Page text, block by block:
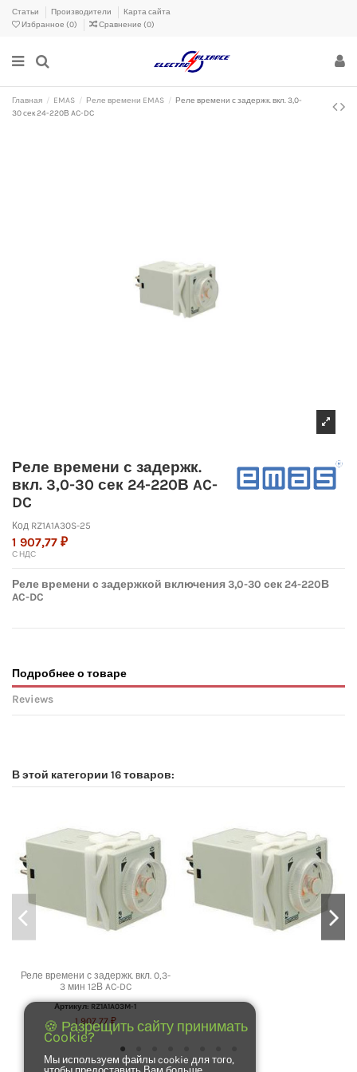
Статьи Производители
Карта сайта
Избранное (0) Сравнение (0)
Главная EMAS Реле времени EMAS
Реле времени с задержк. вкл. 3,0-
30 сек 24-220В AC-DC
Реле времени с задержк.
вкл. 3,0-30 сек 24-220В AC-
DC
Код RZ1A1A30S-25
1 907,77 ₽
С НДС
Реле времени с задержкой включения 3,0-30 сек 24-220В
AC-DC
Подробнее о товаре
Reviews
В этой категории 16 товаров:
Реле времени с задержк. вкл. 0,3-
3 мин 12В AC-DC
Артикул: RZ1A1A03M-1
1 907,77 ₽
🍪 Разрещить сайту принимать
Cookie?
Мы используем файлы cookie для того,